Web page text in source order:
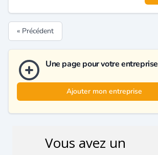
« Précédent
Une page pour votre entreprise
Ajouter mon entreprise